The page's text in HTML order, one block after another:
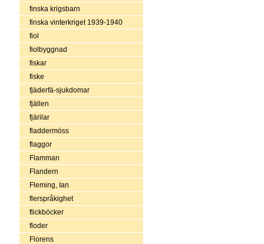
finska krigsbarn
finska vinterkriget 1939-1940
fiol
fiolbyggnad
fiskar
fiske
fjäderfä-sjukdomar
fjällen
fjärilar
fladdermöss
flaggor
Flamman
Flandern
Fleming, Ian
flerspråkighet
flickböcker
floder
Florens